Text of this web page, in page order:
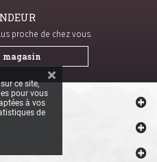
proche de chez vous.
magasin
ce site,
pour vous
à vos
de